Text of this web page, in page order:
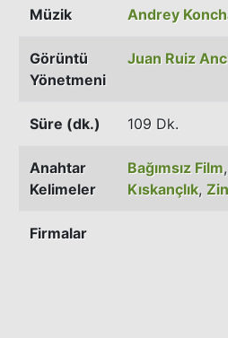
Müzik Andrey
Görüntü
Yönetmeni
Juan Ruiz
Süre (dk.) 109 Dk.
Anahtar
Kelimeler
Bağımsız Film
Kıskançlık,
Firmalar